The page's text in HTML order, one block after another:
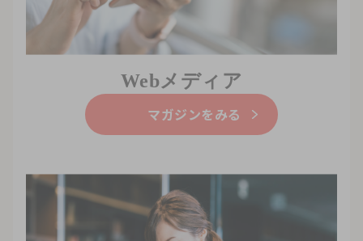
Webメディア
マガジンをみる